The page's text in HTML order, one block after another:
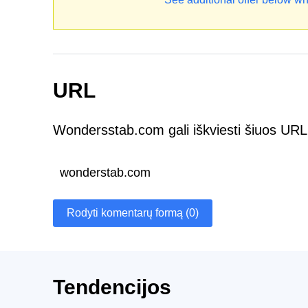
URL
Wondersstab.com gali iškviesti šiuos
wonderstab.com
Rodyti komentarų formą (0)
Tendencijos